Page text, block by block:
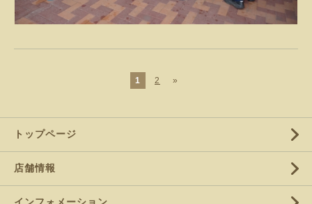
1 2 »
トップページ
店舗情報
インフォメーション